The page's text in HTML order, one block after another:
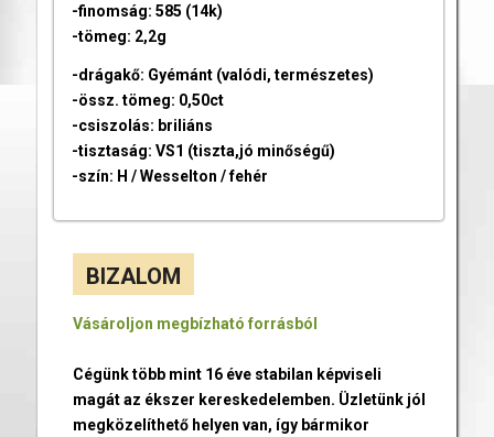
-finomság: 585 (14k)
-tömeg: 2,2g
-drágakő: Gyémánt (valódi, természetes)
-össz. tömeg: 0,50ct
-csiszolás: briliáns
-tisztaság: VS1 (tiszta,jó minőségű)
-szín: H / Wesselton / fehér
BIZALOM
Vásároljon megbízható forrásból
Cégünk több mint 16 éve stabilan képviseli
magát az ékszer kereskedelemben. Üzletünk jól
megközelíthető helyen van, így bármikor